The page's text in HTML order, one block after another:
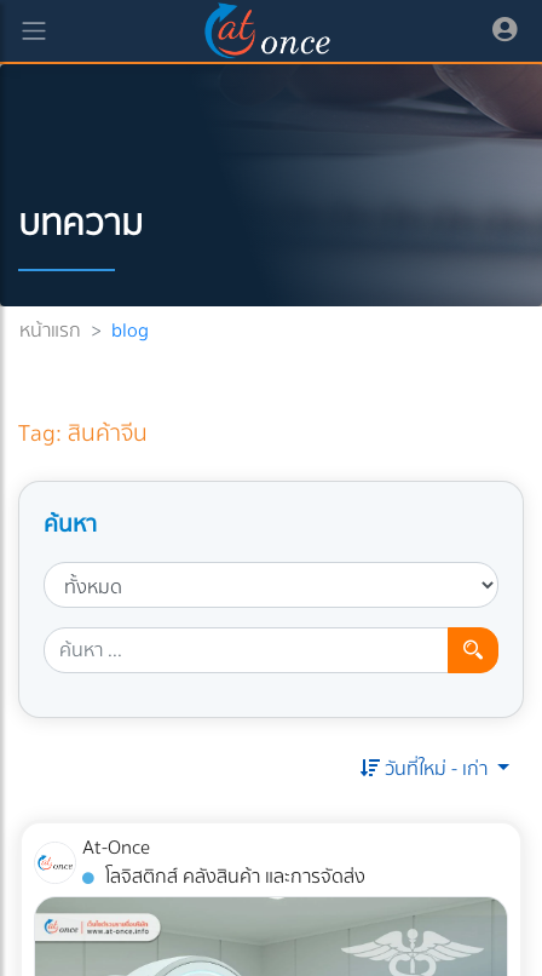
บทความ
หน้าแรก > blog
Tag: สินค้าจีน
ค้นหา
วันที่ใหม่ - เก่า
At-Once
โลจิสติกส์ คลังสินค้า และการจัดส่ง